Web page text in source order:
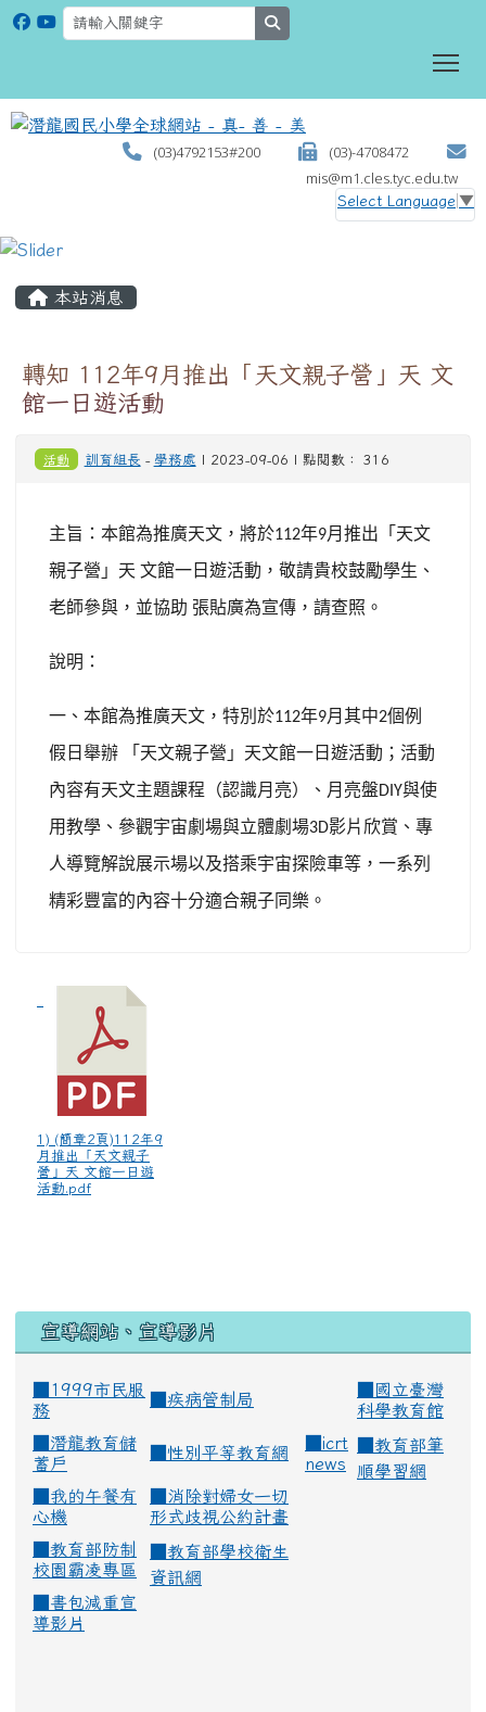
(03)4792153#200
(03)-4708472
mis@m1.cles.tyc.edu.tw
Select Language ▼
本站消息
轉知 112年9月推出「天文親子營」天 文
館一日遊活動
活動 訓育組長 - 學務處 | 2023-09-06 | 點閱數： 316
主旨：本館為推廣天文，將於112年9月推出「天文
親子營」天 文館一日遊活動，敬請貴校鼓勵學生、
老師參與，並協助 張貼廣為宣傳，請查照。
說明：
一、本館為推廣天文，特別於112年9月其中2個例
假日舉辦
「天文親子營」天文館一日遊活動；活動
內容有天文主題課程（認識月亮）、月亮盤DIY與使
用教學、參觀宇宙劇場與立體劇場3D影片欣賞、專
人導覽解說展示場以及搭乘宇宙探險車等，一系列
精彩豐富的內容十分適合親子同樂。
1) (簡章2頁)112年9
月推出「天文親子
營」天 文館一日遊
活動.pdf
宣導網站、宣導影片
■1999市民服
務
疾病管制局
國立臺灣
科學教育館
潛龍教育儲
蓄戶
性別平等教育網
icrt
news
教育部筆
順學習網
我的午餐有
心機
消除對婦女一切
形式歧視公約計畫
教育部防制
校園霸凌專區
教育部學校衛生
資訊網
書包減重宣
導影片